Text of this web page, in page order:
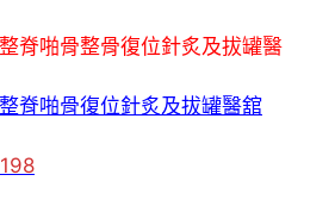
脊啪骨整骨復位針炙及拔罐醫
脊啪骨復位針炙及拔罐醫舘